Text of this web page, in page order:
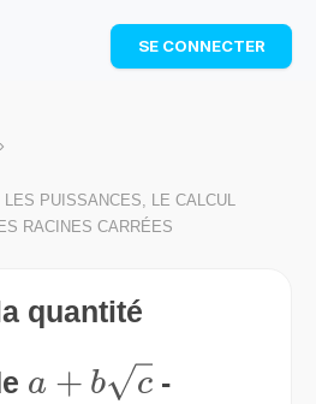
offert
: révise les maths cet
gratuit et progresse avec des
SE CONNECTER
>
PUISSANCES, LE CALCUL
RACINES CARRÉES
quantité
a+b\sqrt{c}
a + b c -